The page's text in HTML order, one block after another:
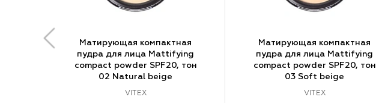
Матирующая компактная
пудра для лица Mattifying
compact powder SPF20, тон
02 Natural beige
VITEX
Матирующая компактная
пудра для лица Mattifying
compact powder SPF20, тон
03 Soft beige
VITEX